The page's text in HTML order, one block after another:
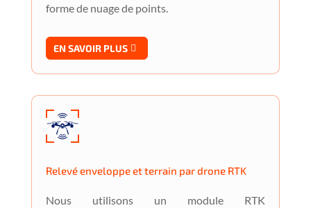
forme de nuage de points.
EN SAVOIR PLUS
Relevé enveloppe et terrain par drone RTK
Nous utilisons un module RTK